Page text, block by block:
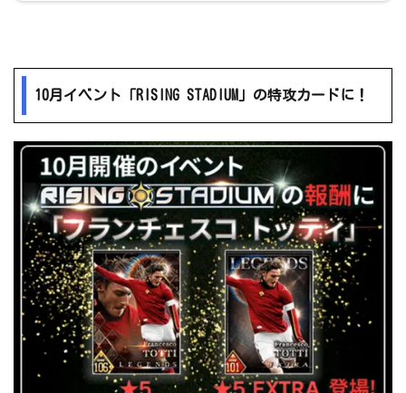
10月イベント「RISING STADIUM」の特攻カードに！